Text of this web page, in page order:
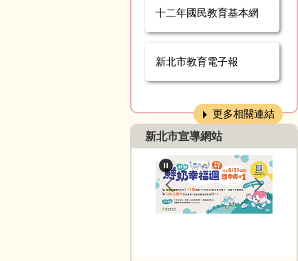
十二年國民教育基本網
新北市教育電子報
更多相關連結
新北市宣導網站